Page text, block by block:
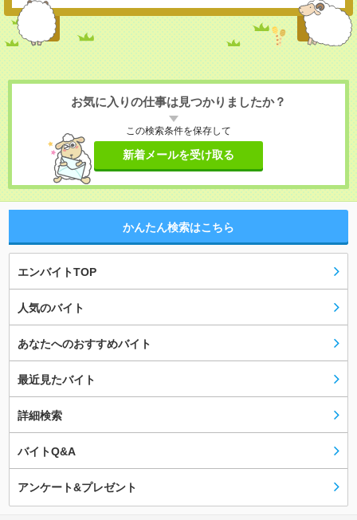
お気に入りの仕事は見つかりましたか？
この検索条件を保存して
新着メールを受け取る
かんたん検索はこちら
エンバイトTOP
人気のバイト
あなたへのおすすめバイト
最近見たバイト
詳細検索
バイトQ&A
アンケート&プレゼント